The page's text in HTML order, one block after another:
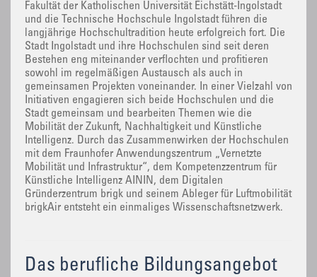
Fakultät der Katholischen Universität Eichstätt-Ingolstadt
und die Technische Hochschule Ingolstadt führen die
langjährige Hochschultradition heute erfolgreich fort. Die
Stadt Ingolstadt und ihre Hochschulen sind seit deren
Bestehen eng miteinander verflochten und profitieren
sowohl im regelmäßigen Austausch als auch in
gemeinsamen Projekten voneinander. In einer Vielzahl von
Initiativen engagieren sich beide Hochschulen und die
Stadt gemeinsam und bearbeiten Themen wie die
Mobilität der Zukunft, Nachhaltigkeit und Künstliche
Intelligenz. Durch das Zusammenwirken der Hochschulen
mit dem Fraunhofer Anwendungszentrum „Vernetzte
Mobilität und Infrastruktur“, dem Kompetenzzentrum für
Künstliche Intelligenz AININ, dem Digitalen
Gründerzentrum brigk und seinem Ableger für Luftmobilität
brigkAir entsteht ein einmaliges Wissenschaftsnetzwerk.
Das berufliche Bildungsangebot